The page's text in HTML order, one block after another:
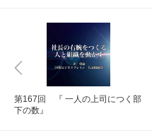
第167回 『 一人の上司につく部
下の数』